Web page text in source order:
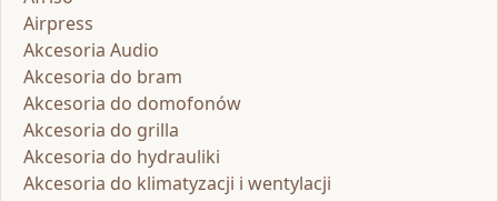
Airpress
Akcesoria Audio
Akcesoria do bram
Akcesoria do domofonów
Akcesoria do grilla
Akcesoria do hydrauliki
Akcesoria do klimatyzacji i wentylacji